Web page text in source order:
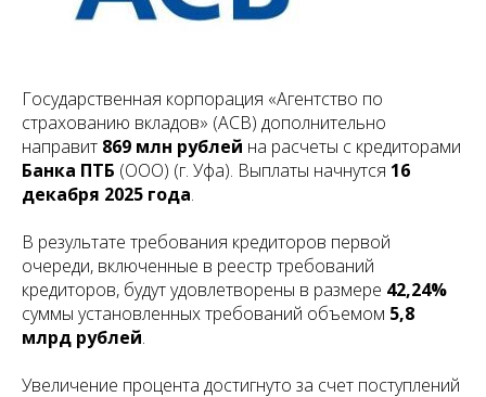
Государственная корпорация «Агентство по
страхованию вкладов» (АСВ) дополнительно
направит 869 млн рублей на расчеты с кредиторами
Банка ПТБ (ООО) (г. Уфа). Выплаты начнутся 16
декабря 2025 года.
В результате требования кредиторов первой
очереди, включенные в реестр требований
кредиторов, будут удовлетворены в размере 42,24%
суммы установленных требований объемом 5,8
млрд рублей.
Увеличение процента достигнуто за счет поступлений